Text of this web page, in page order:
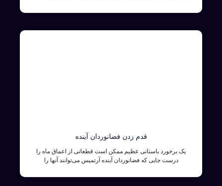
قدم زدن فضانوردان آینده
یک برخورد باستانی عظیم ممکن است قطعاتی از اعماق ماه را
درست جایی که فضانوردان آینده آرتمیس می‌توانند آنها را